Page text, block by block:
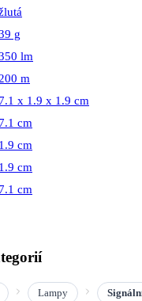
g
lm
200 m
7.1 x 1.9 x 1.9 cm
7.1 cm
1.9 cm
1.9 cm
7.1 cm
Lampy